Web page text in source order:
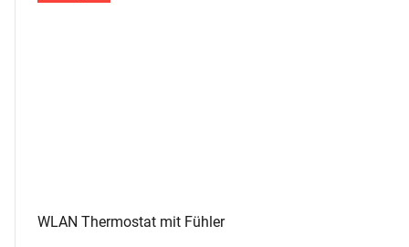
WLAN Thermostat mit Fühler